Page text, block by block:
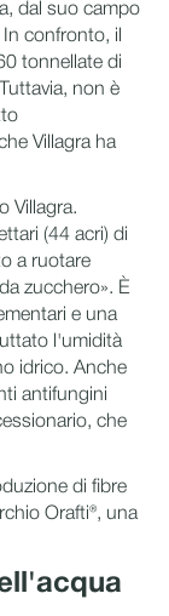
dal suo campo
confronto, il
tonnellate di
non è
Villagra ha
Villagra.
(44 acri) di
a ruotare
zucchero». È
e una
l'umidità
idrico. Anche
antifungini
che
di fibre
Orafti®, una